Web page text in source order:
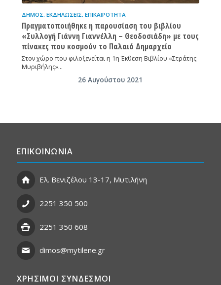
ΔΉΜΟΣ, ΕΚΔΗΛΏΣΕΙΣ, ΕΠΙΚΑΙΡΌΤΗΤΑ
Πραγματοποιήθηκε η παρουσίαση του βιβλίου
«Συλλογή Γιάννη Γιαννέλλη – Θεοδοσιάδη» με τους
πίνακες που κοσμούν το Παλαιό Δημαρχείο
Στον χώρο που φιλοξενείται η 1η Έκθεση Βιβλίου «Στράτης
Μυριβήλης»…
26 Αυγούστου 2021
ΕΠΙΚΟΙΝΩΝΙΑ
Ελ. Βενιζέλου 13-17, Μυτιλήνη
2251 350 500
2251 350 608
dimos@mytilene.gr
ΧΡΗΣΙΜΟΙ ΣΥΝΔΕΣΜΟΙ